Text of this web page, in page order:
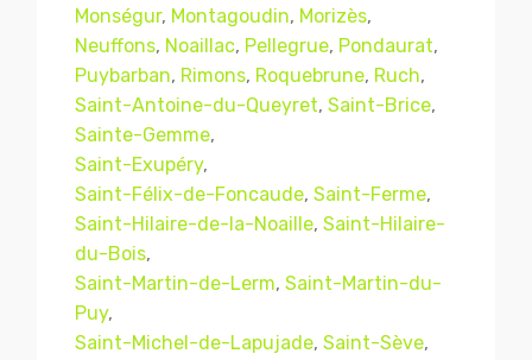
Monségur, Montagoudin, Morizès,
Neuffons, Noaillac, Pellegrue, Pondaurat,
Puybarban, Rimons, Roquebrune, Ruch,
Saint-Antoine-du-Queyret, Saint-Brice,
Sainte-Gemme,
Saint-Exupéry,
Saint-Félix-de-Foncaude, Saint-Ferme,
Saint-Hilaire-de-la-Noaille, Saint-Hilaire-
du-Bois,
Saint-Martin-de-Lerm, Saint-Martin-du-
Puy,
Saint-Michel-de-Lapujade, Saint-Sève,